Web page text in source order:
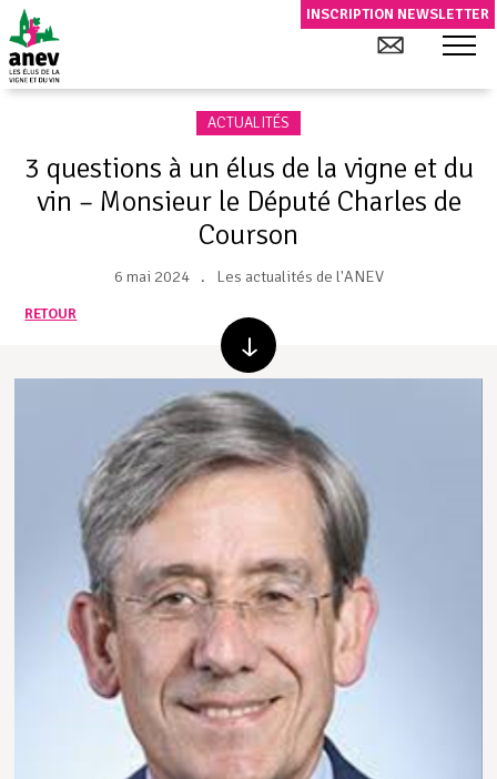
INSCRIPTION NEWSLETTER
ACTUALITÉS
3 questions à un élus de la vigne et du
vin – Monsieur le Député Charles de
Courson
6 mai 2024 Les actualités de l'ANEV
RETOUR